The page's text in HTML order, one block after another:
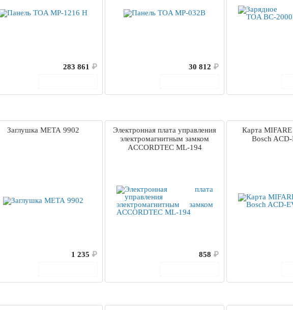
283 861 ₽
30 812 ₽
Заглушка МЕТА 9902
1 235 ₽
Электронная плата управления
электромагнитным замком
ACCORDTEC ML-194
858 ₽
Карта
Bosch